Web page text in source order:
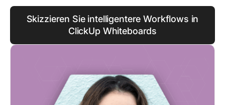
Skizzieren Sie intelligentere Workflows in
ClickUp Whiteboards